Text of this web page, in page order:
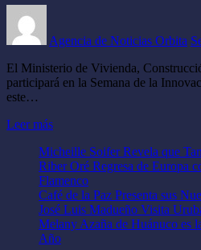
Agencia de Noticias Orbita
El Ministerio de Vivienda,
participará en la Semana de la
este…
Leer más
Micheille Soifer Revela que
Riber Oré Regresa de Europa
Flamenco
Café de la Paz Presenta sus
José Luis Madueño Visita
Melany Azaña de Huánuco es
Año